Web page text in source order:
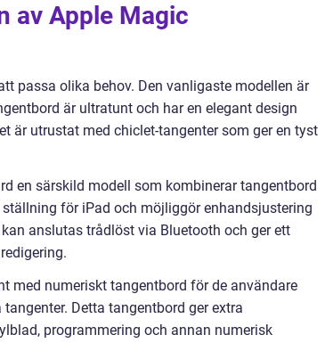
av Apple Magic
passa olika behov. Den vanligaste modellen är
är ultratunt och har en elegant design
är utrustat med chiclet-tangenter som ger en tyst
en särskild modell som kombinerar tangentbord
för iPad och möjliggör enhandsjustering
anslutas trådlöst via Bluetooth och ger ett
med numeriskt tangentbord för de användare
Detta tangentbord ger extra
programmering och annan numerisk